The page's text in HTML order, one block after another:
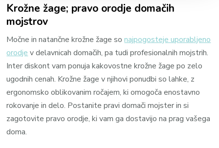
Krožne žage; pravo orodje domačih
mojstrov
Močne in natančne krožne žage sonajpogosteje uporabljeno
orodje v delavnicah domačih, pa tudi profesionalnih mojstrih.
Inter diskont vam ponuja kakovostne krožne žage po zelo
ugodnih cenah. Krožne žage v njihovi ponudbi so lahke, z
ergonomsko oblikovanim ročajem, ki omogoča enostavno
rokovanje in delo. Postanite pravi domači mojster in si
zagotovite pravo orodje, ki vam ga dostavijo na prag vašega
doma.